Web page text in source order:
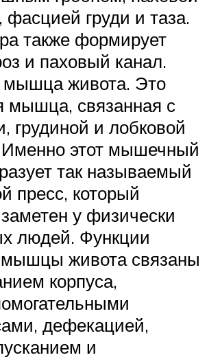
фасцией груди и таза.
также формирует
и паховый канал.
живота. Это
мышца, связанная с
грудиной и лобковой
Именно этот мышечный
так называемый
пресс, который
у физически
людей. Функции
живота связаны
корпуса,
дефекацией,
и